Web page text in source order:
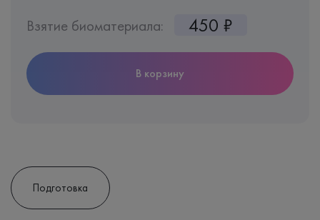
Взятие биоматериала: 450 ₽
В корзину
Подготовка